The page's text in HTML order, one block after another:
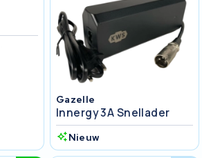
Gazelle
Innergy 3A Snellader
Nieuw
KWS Seuren